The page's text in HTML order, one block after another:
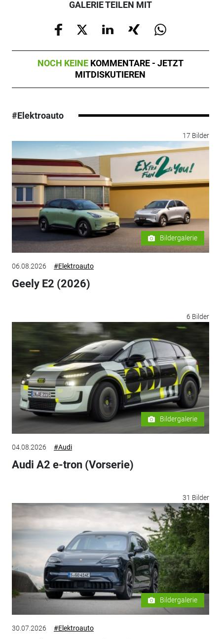
GALERIE TEILEN MIT
NOCH KEINE KOMMENTARE - JETZT
MITDISKUTIEREN
#Elektroauto
17 Bilder
Bildergalerie
06.08.2026 #Elektroauto
Geely E2 (2026)
6 Bilder
Bildergalerie
04.08.2026 #Audi
Audi A2 e-tron (Vorserie)
31 Bilder
Bildergalerie
30.07.2026 #Elektroauto